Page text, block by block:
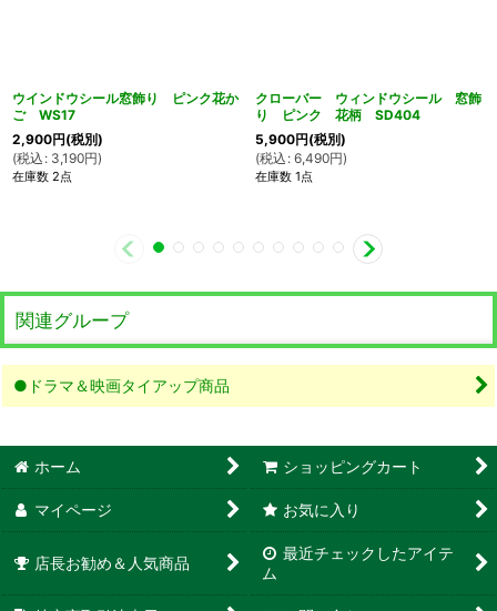
ウインドウシール窓飾り ピンク花か
ご WS17
2,900円(税別)
(税込 : 3,190円)
在庫数 2点
クローバー ウィンドウシール 窓飾
り ピンク 花柄 SD404
5,900円(税別)
(税込 : 6,490円)
在庫数 1点
関連グループ
●ドラマ＆映画タイアップ商品
ホーム ショッピングカート
マイページ お気に入り
店長お勧め＆人気商品
最近チェックしたアイテ
ム